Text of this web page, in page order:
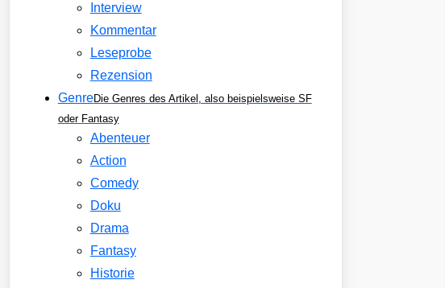
Interview
Kommentar
Leseprobe
Rezension
GenreDie Genres des Artikel, also beispielsweise SF
oder Fantasy
Abenteuer
Action
Comedy
Doku
Drama
Fantasy
Historie